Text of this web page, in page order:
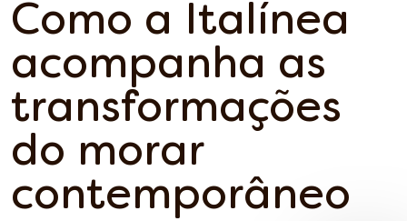
Como a Italínea
acompanha as
transformações
do morar
contemporâneo